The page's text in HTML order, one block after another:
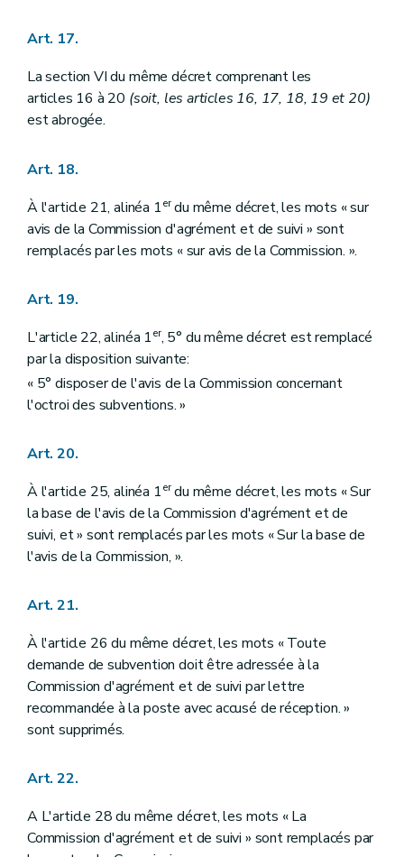
Art. 17.
La section VI du même décret comprenant les
articles 16 à 20 (soit, les articles 16, 17, 18, 19 et 20)
est abrogée.
Art. 18.
À l'article 21, alinéa 1erdu même décret, les mots « sur
avis de la Commission d'agrément et de suivi » sont
remplacés par les mots « sur avis de la Commission. ».
Art. 19.
L'article 22, alinéa 1er, 5° du même décret est remplacé
par la disposition suivante:
« 5° disposer de l'avis de la Commission concernant
l'octroi des subventions. »
Art. 20.
À l'article 25, alinéa 1erdu même décret, les mots « Sur
la base de l'avis de la Commission d'agrément et de
suivi, et » sont remplacés par les mots « Sur la base de
l'avis de la Commission, ».
Art. 21.
À l'article 26 du même décret, les mots « Toute
demande de subvention doit être adressée à la
Commission d'agrément et de suivi par lettre
recommandée à la poste avec accusé de réception. »
sont supprimés.
Art. 22.
A L'article 28 du même décret, les mots « La
Commission d'agrément et de suivi » sont remplacés par